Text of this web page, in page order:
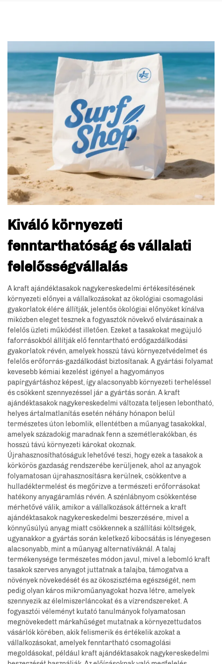
Kiváló környezeti
fenntarthatóság és vállalati
felelősségvállalás
A kraft ajándéktasakok nagykereskedelmi értékesítésének
környezeti előnyei a vállalkozásokat az ökológiai csomagolási
gyakorlatok élére állítják, jelentős ökológiai előnyöket kínálva
miközben eleget tesznek a fogyasztók növekvő elvárásainak a
felelős üzleti működést illetően. Ezeket a tasakokat megújuló
faforrásokból állítják elő fenntartható erdőgazdálkodási
gyakorlatok révén, amelyek hosszú távú környezetvédelmet és
felelős erőforrás-gazdálkodást biztosítanak. A gyártási folyamat
kevesebb kémiai kezelést igényel a hagyományos
papírgyártáshoz képest, így alacsonyabb környezeti terheléssel
és csökkent szennyezéssel jár a gyártás során. A kraft
ajándéktasakok nagykereskedelmi változata teljesen lebontható,
helyes ártalmatlanítás esetén néhány hónapon belül
természetes úton lebomlik, ellentétben a műanyag tasakokkal,
amelyek századokig maradnak fenn a szemétlerakókban, és
hosszú távú környezeti károkat okoznak.
Újrahasznosíthatóságuk lehetővé teszi, hogy ezek a tasakok a
körkörös gazdaság rendszerébe kerüljenek, ahol az anyagok
folyamatosan újrahasznosításra kerülnek, csökkentve a
hulladéktermelést és megőrizve a természeti erőforrásokat
hatékony anyagáramlás révén. A szénlábnyom csökkentése
mérhetővé válik, amikor a vállalkozások áttérnek a kraft
ajándéktasakok nagykereskedelmi beszerzésére, mivel a
könnyűsúlyú anyag miatt csökkennek a szállítási költségek,
ugyanakkor a gyártás során keletkező kibocsátás is lényegesen
alacsonyabb, mint a műanyag alternatíváknál. A talaj
termékenysége természetes módon javul, mivel a lebomló kraft
tasakok szerves anyagot juttatnak a talajba, támogatva a
növények növekedését és az ökoszisztéma egészségét, nem
pedig olyan káros mikroműanyagokat hozva létre, amelyek
szennyezik az élelmiszerláncokat és a vízrendszereket. A
fogyasztói véleményt kutató tanulmányok folyamatosan
megnövekedett márkahűséget mutatnak a környezettudatos
vásárlók körében, akik felismerik és értékelik azokat a
vállalkozásokat, amelyek fenntartható csomagolási
megoldásokat, például kraft ajándéktasakok nagykereskedelmi